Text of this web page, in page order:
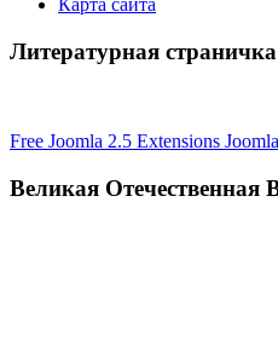
Литературная страничка
Free Joomla 2.5 Extensions
Великая Отечественная